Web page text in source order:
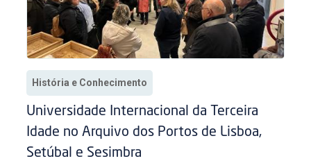
História e Conhecimento
Universidade Internacional da Terceira
Idade no Arquivo dos Portos de Lisboa,
Setúbal e Sesimbra